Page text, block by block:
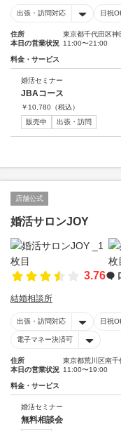
出張・訪問対応 日祝
住所
東京都千代田区神
本日の営業状況 11:00〜21:00
料金・サービス
婚活セミナー
JBAコース
￥ 10,780 （税込）
販売中
出張・訪問
店舗公式
婚活サロンJOY
3.76
結婚相談所
出張・訪問対応 日祝
電子マネー決済可
住所
東京都荒川区南千
本日の営業状況 11:00〜19:00
料金・サービス
婚活セミナー
無料相談会